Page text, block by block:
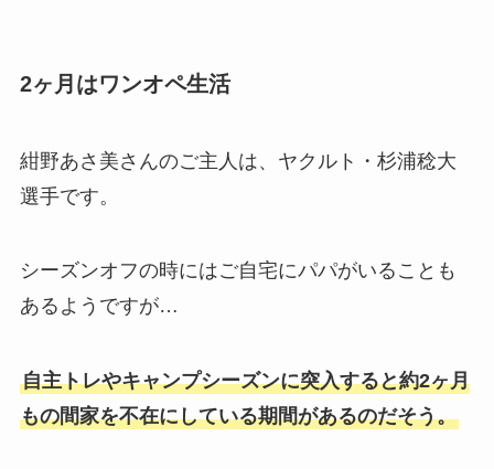
2ヶ月はワンオペ生活
紺野あさ美さんのご主人は、ヤクルト・杉浦稔大
選手です。
シーズンオフの時にはご自宅にパパがいることも
あるようですが…
自主トレやキャンプシーズンに突入すると約2ヶ月
もの間家を不在にしている期間があるのだそう。